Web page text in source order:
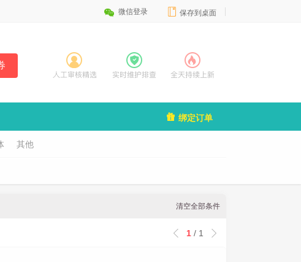
 微信登录  保存到桌面
 绑定订单
其他
清空全部条件
1 / 1